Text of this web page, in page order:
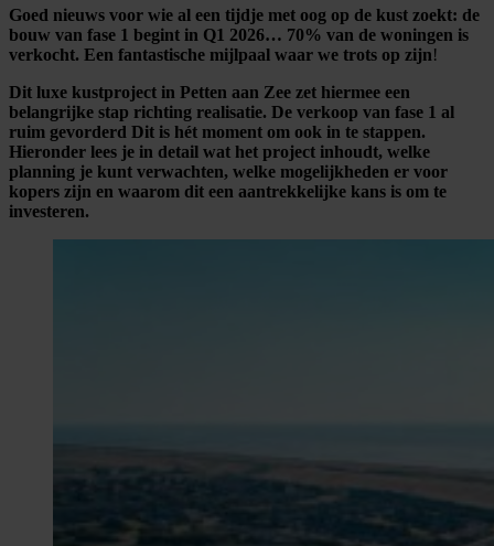
Goed nieuws voor wie al een tijdje met oog op de kust zoekt: de
bouw van fase 1 begint in Q1 2026… 70% van de woningen is
verkocht. Een fantastische mijlpaal waar we trots op zijn!
Dit luxe kustproject in Petten aan Zee zet hiermee een
belangrijke stap richting realisatie. De verkoop van fase 1 al
ruim gevorderd Dit is hét moment om ook in te stappen.
Hieronder lees je in detail wat het project inhoudt, welke
planning je kunt verwachten, welke mogelijkheden er voor
kopers zijn en waarom dit een aantrekkelijke kans is om te
investeren.